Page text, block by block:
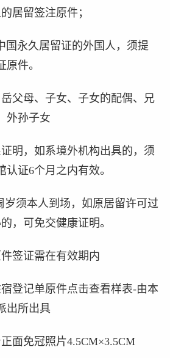
居留签注原件；
国永久居留证的外国人，须提
件。
父母、子女、子女的配偶、兄
外孙子女
明，如系境外机构出具的，须
证6个月之内有效。
岁须本人到场，如原居留许可过
，可免交健康证明。
签证需在有效期内
登记单原件点击查看样表-由本
出所出具
面免冠照片4.5CM×3.5CM